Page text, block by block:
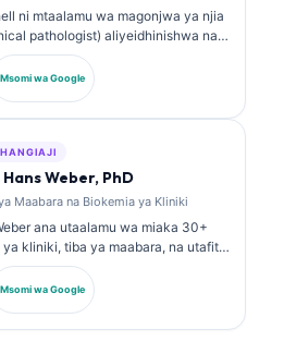
ni mtaalamu wa magonjwa ya njia
pathologist) aliyeidhinishwa na
ya miaka 18 ya uzoefu. Ana vyeti
kemia ya kliniki na amechapisha
paneli za viashiria vya kiafya na
Msomi wa Google
Weber, PhD
Maabara na Biokemia ya Kliniki
ana utaalamu wa miaka 30+
kliniki, tiba ya maabara, na utafiti
kiafya (biomarkers). Aliwahi kuwa
Jumuiya ya Ujerumani ya Kemia
katika uchambuzi wa paneli za
Msomi wa Google